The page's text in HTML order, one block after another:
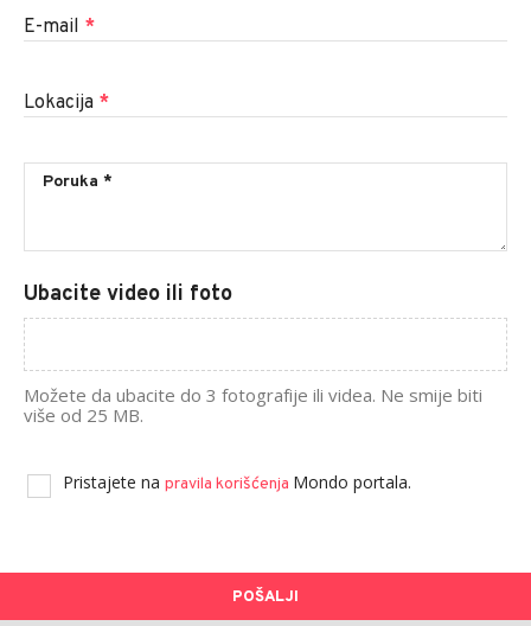
E-mail *
Lokacija *
Ubacite video ili foto
Možete da ubacite do 3 fotografije ili videa. Ne smije biti
više od 25 MB.
Pristajete na pravila korišćenja Mondo portala.
POŠALJI